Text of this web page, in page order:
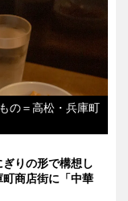
の＝高松・兵庫町
りの形で構想し
商店街に「中華